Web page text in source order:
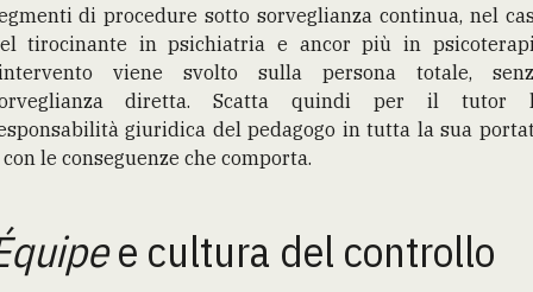
di procedure sotto sorveglianza continua, nel
tirocinante in psichiatria e ancor più in
viene svolto sulla persona totale,
diretta. Scatta quindi per il tutor
giuridica del pedagogo in tutta la sua
con le conseguenze che comporta.
e cultura del controllo